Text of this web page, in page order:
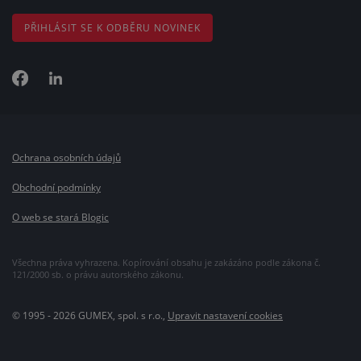
PŘIHLÁSIT SE K ODBĚRU NOVINEK
Všechna práva vyhrazena. Kopírování obsahu je zakázáno podle zákona č.
121/2000 sb. o právu autorského zákonu.
Ochrana osobních údajů
Obchodní podmínky
O web se stará Blogic
© 1995 - 2026 GUMEX, spol. s r.o., Upravit nastavení cookies